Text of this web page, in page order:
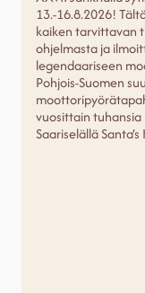
13.-16.8.2026!
kaiken tarvittavan
ohjelmasta ja
legendaariseen
Pohjois-Suomen
vuosittain tuhansia
Saariselällä